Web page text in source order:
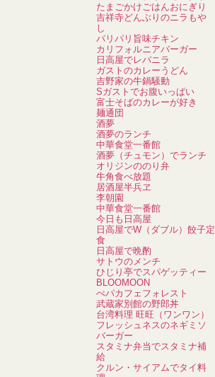
たまごかけごはんおにぎり
吉祥寺どんぶりのニラもや
し
パリパリ旨味チキン
カリフォルニアバーガー
日高屋でレバニラ
ガストのカレーうどん
吉野家の牛鍋騒動
Sガストでお腹いっぱい
富士そばのカレーが好き
麺通団
酒夢
酒夢のランチ
中華食堂一番館
酒夢（チュモン）でランチ
オリジンののり弁
牛角食べ放題
居酒屋半兵ヱ
李朝園
中華食堂一番館
今日も日高屋
日高屋でW（ダブル）餃子定
食
日高屋で晩酌
サトウのメンチ
ひじり亭でスパゲッティー
BLOOMOON
ぺパカフェフォレスト
武蔵家別館の野郎丼
台湾料理 旺旺（ワンワン）
フレッシュネスのネギミソ
バーガー
スタミナ弁当でスタミナ補
給
クルン・サイアムでタイ料